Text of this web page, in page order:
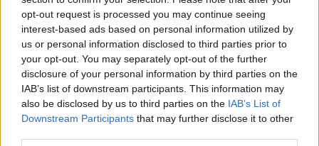
opt-out request is processed you may continue seeing
interest-based ads based on personal information utilized by
us or personal information disclosed to third parties prior to
your opt-out. You may separately opt-out of the further
disclosure of your personal information by third parties on the
IAB’s list of downstream participants. This information may
also be disclosed by us to third parties on the IAB’s List of
Downstream Participants that may further disclose it to other